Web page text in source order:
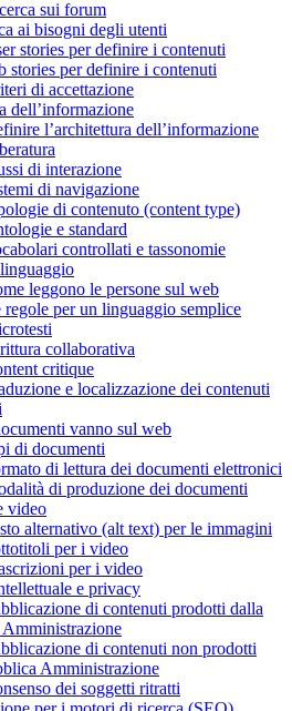
sui forum
ai bisogni degli utenti
stories per definire i contenuti
stories per definire i contenuti
di accettazione
dell’informazione
l’architettura dell’informazione
di interazione
di navigazione
di contenuto (content type)
e standard
controllati e tassonomie
leggono le persone sul web
per un linguaggio semplice
collaborativa
critique
e localizzazione dei contenuti
vanno sul web
di documenti
di lettura dei documenti elettronici
di produzione dei documenti
video
alternativo (alt text) per le immagini
per i video
per i video
e privacy
di contenuti prodotti dalla
di contenuti non prodotti
Amministrazione
dei soggetti ritratti